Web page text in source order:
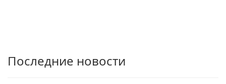
Последние новости